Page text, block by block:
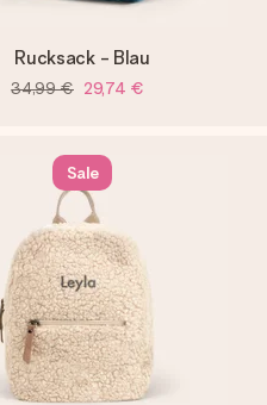
Rucksack - Blau
34,99 € 29,74 €
Sale